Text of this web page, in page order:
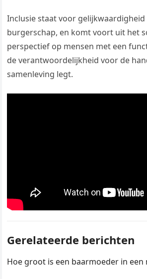
Inclusie staat voor
burgerschap, en komt voort uit het
perspectief op mensen met een
de verantwoordelijkheid voor de
samenleving legt.
Gerelateerde berichten
Hoe groot is een baarmoeder in een